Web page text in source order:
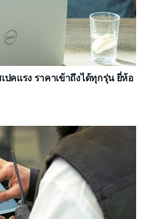
คแรง ราคาเข้าถึงได้ทุกรุ่น ยี่ห้อ